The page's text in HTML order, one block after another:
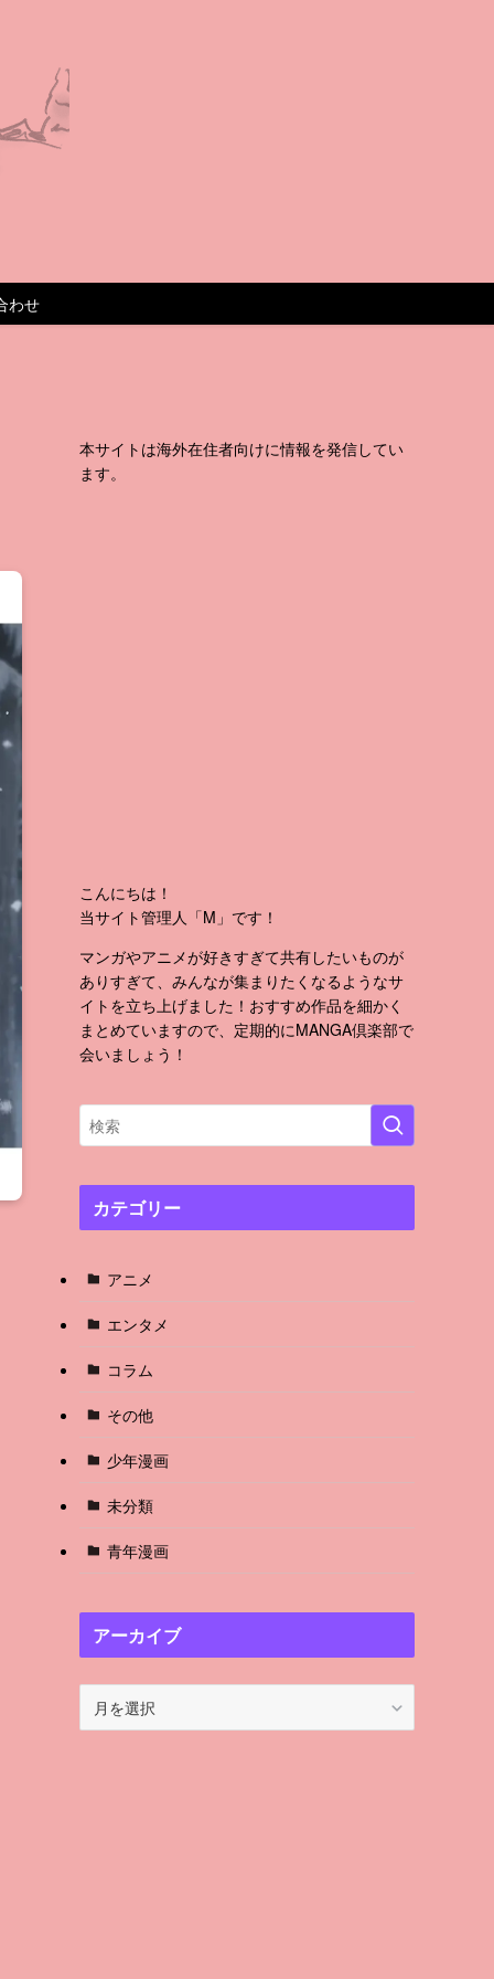
わせ
本サイトは海外在住者向けに情報を発信してい
ます。
こんにちは！
当サイト管理人「M」です！
マンガやアニメが好きすぎて共有したいものが
ありすぎて、みんなが集まりたくなるようなサ
イトを立ち上げました！おすすめ作品を細かく
まとめていますので、定期的にMANGA倶楽部で
会いましょう！
カテゴリー
アニメ
エンタメ
コラム
その他
少年漫画
未分類
青年漫画
アーカイブ